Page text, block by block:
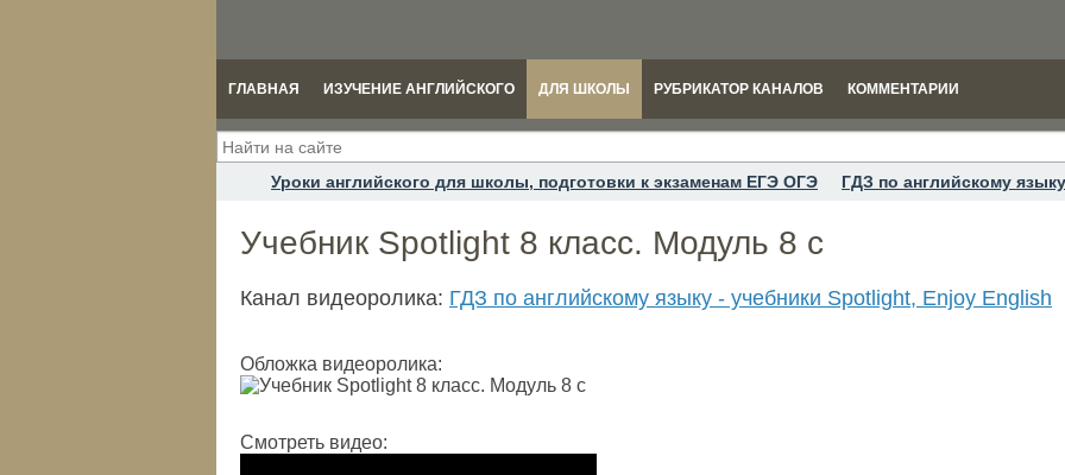
ГЛАВНАЯ ИЗУЧЕНИЕ АНГЛИЙСКОГО ДЛЯ ШКОЛЫ РУБРИКАТОР КАНАЛОВ КОММЕНТАРИИ
Уроки английского для школы, подготовки к экзаменам ЕГЭ ОГЭ ГДЗ по английскому
Учебник Spotlight 8 класс. Модуль 8 c
Канал видеоролика: ГДЗ по английскому языку - учебники Spotlight, Enjoy English
Обложка видеоролика:
Смотреть видео: